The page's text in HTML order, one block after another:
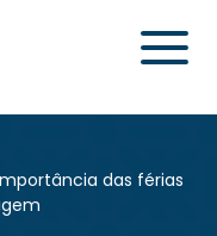
das férias